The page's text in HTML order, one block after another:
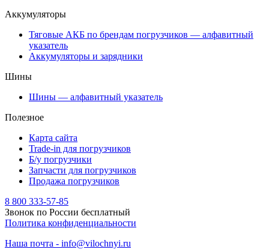
Аккумуляторы
Тяговые АКБ по брендам погрузчиков — алфавитный
указатель
Аккумуляторы и зарядники
Шины
Шины — алфавитный указатель
Полезное
Карта сайта
Trade-in для погрузчиков
Б/у погрузчики
Запчасти для погрузчиков
Продажа погрузчиков
8 800 333-57-85
Звонок по России бесплатный
Политика конфиденциальности
Наша почта - info@vilochnyi.ru